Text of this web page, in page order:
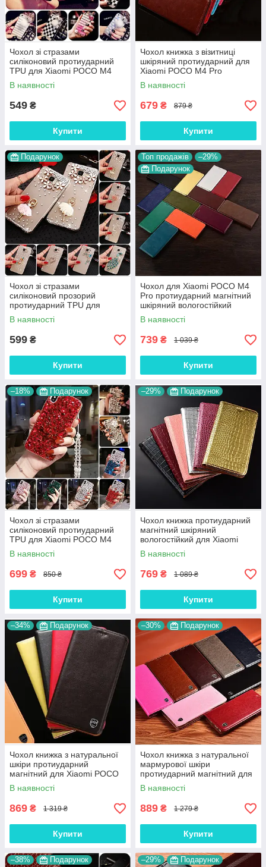
Чохол зі стразами
силіконовий протиударний
TPU для Xiaomi POCO M4
Pro "WALL STAR"
В наявності
549 ₴
Купити
Чохол книжка з візитниці
шкіряний протиударний для
Xiaomi POCO M4 Pro
"BENTYAGA"
В наявності
679 ₴ 879 ₴
Купити
Подарунок
Чохол зі стразами
силіконовий прозорий
протиударний TPU для
Xiaomi POCO M4 Pro
"DIAMOND"
В наявності
599 ₴
Купити
Топ продажів
–29%
Подарунок
Чохол для Xiaomi POCO M4
Pro протиударний магнітний
шкіряний вологостійкий
книжка з підставкою
"VERSANO"
В наявності
739 ₴ 1 039 ₴
Купити
–18% Подарунок
Чохол зі стразами
силіконовий протиударний
TPU для Xiaomi POCO M4
Pro "SWAROV LUXURY"
В наявності
699 ₴ 850 ₴
Купити
–29% Подарунок
Чохол книжка протиударний
магнітний шкіряний
вологостійкий для Xiaomi
POCO M4 Pro "GOLDAX"
В наявності
769 ₴ 1 089 ₴
Купити
–34% Подарунок
Чохол книжка з натуральної
шкіри протиударний
магнітний для Xiaomi POCO
M4 Pro "CLASIC"
В наявності
869 ₴ 1 319 ₴
Купити
–30% Подарунок
Чохол книжка з натуральної
мармурової шкіри
протиударний магнітний для
Xiaomi POCO M4 Pro
"MARBLE"
В наявності
889 ₴ 1 279 ₴
Купити
–38% Подарунок –29% Подарунок